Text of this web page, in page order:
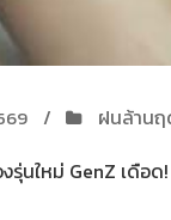
ฝนล้าน
นใหม่ GenZ เดือด!